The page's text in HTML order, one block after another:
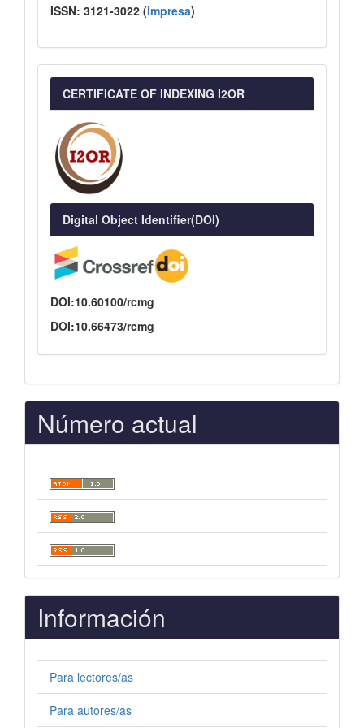
ISSN: 3121-3022 (Impresa)
CERTIFICATE OF INDEXING I2OR
Digital Object Identifier(DOI)
DOI:10.60100/rcmg
DOI:10.66473/rcmg
Número actual
Información
Para lectores/as
Para autores/as